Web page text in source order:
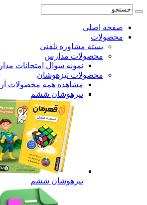
صفحه اصلی
محصولات
بسته مشاوره تلفنی
محصولات مدارس
نمونه سوال امتحانات
محصولات تیزهوشان
مشاهده همه محصولات
تیزهوشان ششم
تیزهوشان ششم